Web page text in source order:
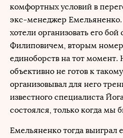
комфортных условий в
экс-менеджер
хотели организовать его
Филиповичем, вторым
единоборств на тот
объективно не готов к
организовывал для него
известного специалиста
состоялся, только когда мы
Емельяненко тогда выиграл